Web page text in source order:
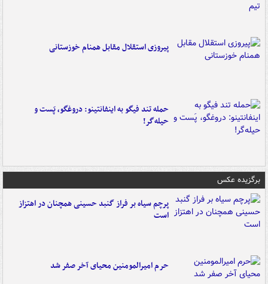
پیروزی استقلال مقابل همنام خوزستانی
حمله تند فیگو به اینفانتینو: دروغگو، پَست‌ و
حیله‌گر!
برگزیده عکس
پرچم سیاه بر فراز گنبد حسینی همچنان در اهتزاز
است
حرم امیرالمومنین محیای آخر صفر شد